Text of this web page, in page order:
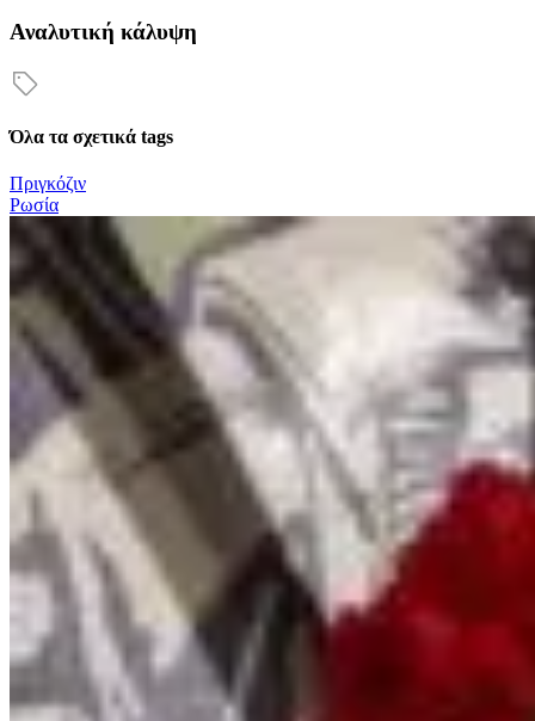
Αναλυτική κάλυψη
Όλα τα σχετικά tags
Πριγκόζιν
Ρωσία